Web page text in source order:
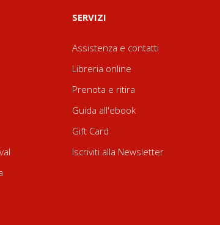
SERVIZI
Assistenza e contatti
Libreria online
Prenota e ritira
Guida all'ebook
Gift Card
Iscriviti alla Newsletter